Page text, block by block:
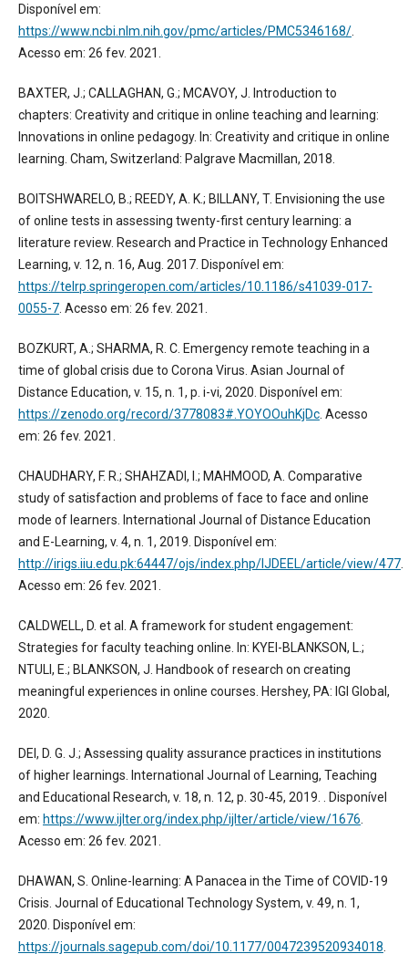
Disponível em:
https://www.ncbi.nlm.nih.gov/pmc/articles/PMC5346168/.
Acesso em: 26 fev. 2021.
BAXTER, J.; CALLAGHAN, G.; MCAVOY, J. Introduction to
chapters: Creativity and critique in online teaching and learning:
Innovations in online pedagogy. In: Creativity and critique in online
learning. Cham, Switzerland: Palgrave Macmillan, 2018.
BOITSHWARELO, B.; REEDY, A. K.; BILLANY, T. Envisioning the use
of online tests in assessing twenty-first century learning: a
literature review. Research and Practice in Technology Enhanced
Learning, v. 12, n. 16, Aug. 2017. Disponível em:
https://telrp.springeropen.com/articles/10.1186/s41039-017-
0055-7. Acesso em: 26 fev. 2021.
BOZKURT, A.; SHARMA, R. C. Emergency remote teaching in a
time of global crisis due to Corona Virus. Asian Journal of
Distance Education, v. 15, n. 1, p. i-vi, 2020. Disponível em:
https://zenodo.org/record/3778083#.YOYOOuhKjDc. Acesso
em: 26 fev. 2021.
CHAUDHARY, F. R.; SHAHZADI, I.; MAHMOOD, A. Comparative
study of satisfaction and problems of face to face and online
mode of learners. International Journal of Distance Education
and E-Learning, v. 4, n. 1, 2019. Disponível em:
http://irigs.iiu.edu.pk:64447/ojs/index.php/IJDEEL/article/view/477.
Acesso em: 26 fev. 2021.
CALDWELL, D. et al. A framework for student engagement:
Strategies for faculty teaching online. In: KYEI-BLANKSON, L.;
NTULI, E.; BLANKSON, J. Handbook of research on creating
meaningful experiences in online courses. Hershey, PA: IGI Global,
2020.
DEI, D. G. J.; Assessing quality assurance practices in institutions
of higher learnings. International Journal of Learning, Teaching
and Educational Research, v. 18, n. 12, p. 30-45, 2019. . Disponível
em: https://www.ijlter.org/index.php/ijlter/article/view/1676.
Acesso em: 26 fev. 2021.
DHAWAN, S. Online-learning: A Panacea in the Time of COVID-19
Crisis. Journal of Educational Technology System, v. 49, n. 1,
2020. Disponível em:
https://journals.sagepub.com/doi/10.1177/0047239520934018.